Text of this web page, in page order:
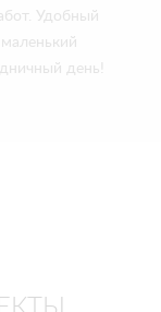
Удобный
день!